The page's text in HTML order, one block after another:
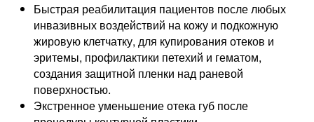
Быстрая реабилитация пациентов после любых
инвазивных воздействий на кожу и подкожную
жировую клетчатку, для купирования отеков и
эритемы, профилактики петехий и гематом,
создания защитной пленки над раневой
поверхностью.
Экстренное уменьшение отека губ после